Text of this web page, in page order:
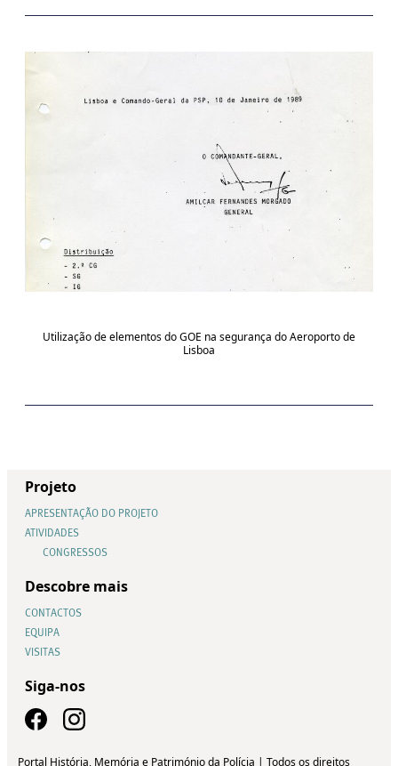
Utilização de elementos do GOE na segurança do Aeroporto de
Lisboa
Projeto
APRESENTAÇÃO DO PROJETO
ATIVIDADES
CONGRESSOS
Descobre mais
CONTACTOS
EQUIPA
VISITAS
Siga-nos
Portal História, Memória e Património da Polícia | Todos os direitos